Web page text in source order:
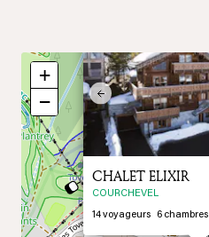
Previous
CHALET ELIXIR
COURCHEVEL
14voyageurs 6 chambres
+
−